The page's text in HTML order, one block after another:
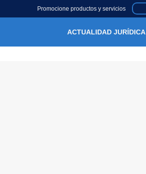
Promocione productos y servicios
ACTUALIDAD JURÍDICA